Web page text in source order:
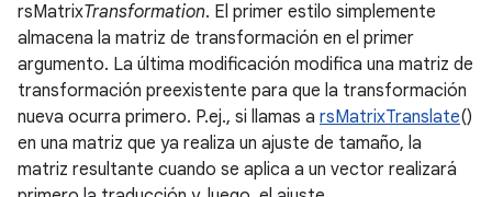
rsMatrixTransformation. El primer estilo simplemente
almacena la matriz de transformación en el primer
argumento. La última modificación modifica una matriz de
transformación preexistente para que la transformación
nueva ocurra primero. P.ej., si llamas a rsMatrixTranslate()
en una matriz que ya realiza un ajuste de tamaño, la
matriz resultante cuando se aplica a un vector realizará